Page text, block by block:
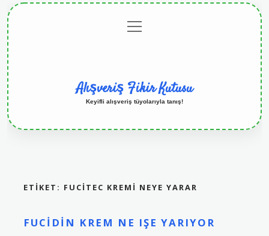
menüyü
aç
Alışveriş Fikir Kutusu
Keyifli alışveriş tüyolarıyla tanış!
ETIKET: FUCITEC KREMI NEYE YARAR
FUCIDIN KREM NE IŞE YARIYOR